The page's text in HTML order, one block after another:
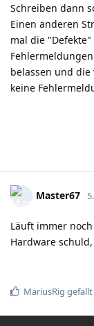
Schreiben dann
Einen anderen
mal die "Defekte"
belassen und
keine
Master67
Läuft immer
Hardware
MariusRig gefällt